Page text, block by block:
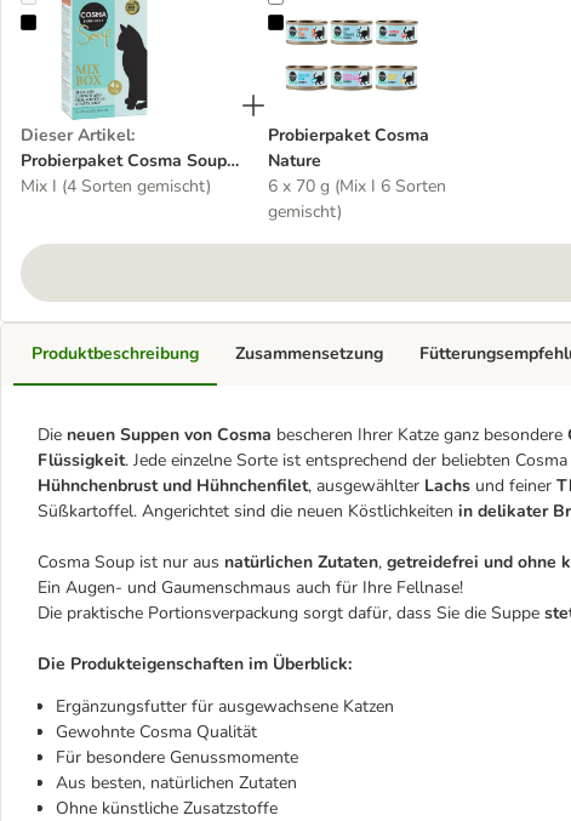
Probierpaket Cosma Soup 4 x 40 g
Dieser Artikel:
Probierpaket Cosma Soup
4 x 40 g
Mix I (4 Sorten gemischt)
Probierpaket Cosma Nature
Probierpaket Cosma
Nature
6 x 70 g (Mix I 6 Sorten
gemischt)
Produktbeschreibung
Die neuen Suppen von Cosma bescheren Ihrer Katze ganz besondere
Flüssigkeit. Jede einzelne Sorte ist entsprechend der beliebten
Hühnchenbrust und Hühnchenfilet, ausgewählter Lachs und feiner
Süßkartoffel. Angerichtet sind die neuen Köstlichkeiten in delikater
Cosma Soup ist nur aus natürlichen Zutaten, getreidefrei und ohne
Ein Augen- und Gaumenschmaus auch für Ihre Fellnase!
Die praktische Portionsverpackung sorgt dafür, dass Sie die Suppe
Die Produkteigenschaften im Überblick:
Ergänzungsfutter für ausgewachsene Katzen
Gewohnte Cosma Qualität
Für besondere Genussmomente
Aus besten, natürlichen Zutaten
Ohne künstliche Zusatzstoffe
Zusammensetzung